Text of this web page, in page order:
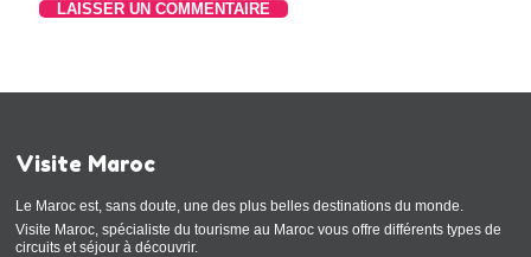
Visite Maroc
Le Maroc est, sans doute, une des plus belles destinations du monde.
Visite Maroc, spécialiste du tourisme au Maroc vous offre différents types de
circuits et séjour à découvrir.